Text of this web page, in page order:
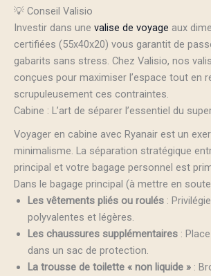
💡 Conseil Valisio
Investir dans une valise de voyage aux
certifiées (55x40x20) vous garantit de
gabarits sans stress. Chez Valisio, nos
conçues pour maximiser l’espace tout en
scrupuleusement ces contraintes.
Cabine : L’art de séparer l’essentiel du
Voyager en cabine avec Ryanair est un
minimalisme. La séparation stratégique
principal et votre bagage personnel est
Dans le bagage principal (à mettre en
Les vêtements pliés ou roulés :
polyvalentes et légères.
Les chaussures supplémentaires :
dans un sac de protection.
La trousse de toilette « non liquide » :